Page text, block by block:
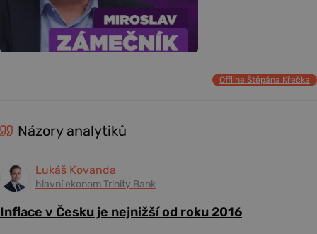
Offline Štěpána Křečka
Názory analytiků
Lukáš Kovanda
hlavní ekonom Trinity Bank
Inflace v Česku je nejnižší od roku 2016